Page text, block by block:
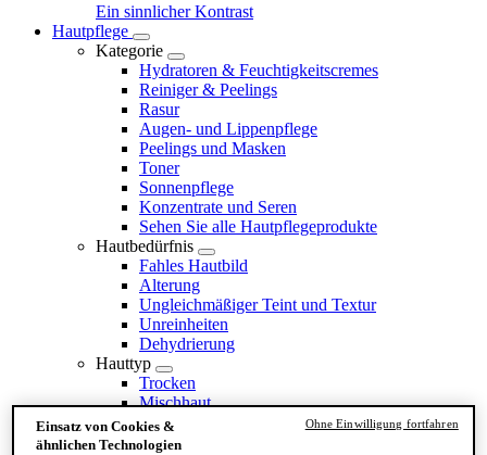
Ein sinnlicher Kontrast
Hautpflege
Kategorie
Hydratoren & Feuchtigkeitscremes
Reiniger & Peelings
Rasur
Augen- und Lippenpflege
Peelings und Masken
Toner
Sonnenpflege
Konzentrate und Seren
Sehen Sie alle Hautpflegeprodukte
Hautbedürfnis
Fahles Hautbild
Alterung
Ungleichmäßiger Teint und Textur
Unreinheiten
Dehydrierung
Hauttyp
Trocken
Mischhaut
Sensible Haut
Normal
Einsatz von Cookies &
ähnlichen Technologien
Ohne Einwilligung fortfahren